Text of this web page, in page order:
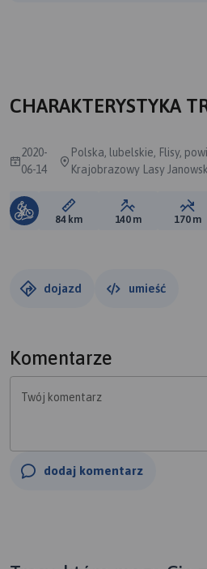
CHARAKTERYSTYKA
2020-
06-14
Polska, lubelskie, Flisy,
Krajobrazowy Lasy
Długość trasy:
84 km Suma
140 m 170 m
dojazd umieść
Komentarze
Twój komentarz
dodaj komentarz